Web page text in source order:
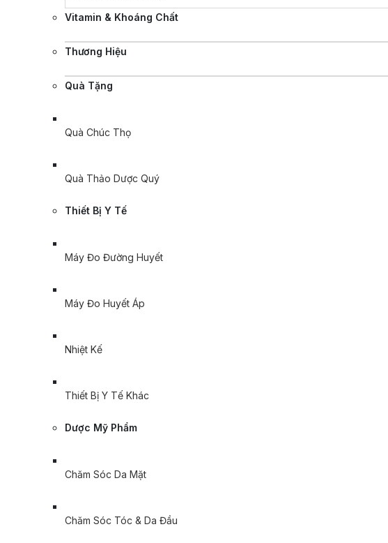
Vitamin & Khoáng Chất
Thương Hiệu
Quà Tặng
Quà Chúc Thọ
Quà Thảo Dược Quý
Thiết Bị Y Tế
Máy Đo Đường Huyết
Máy Đo Huyết Áp
Nhiệt Kế
Thiết Bị Y Tế Khác
Dược Mỹ Phẩm
Chăm Sóc Da Mặt
Chăm Sóc Tóc & Da Đầu